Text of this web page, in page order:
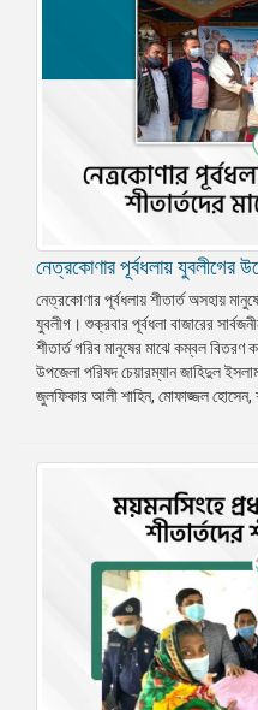
নেত্রকোণার পূর্বধলায় যুবলীগের
নেত্রকোণার পূর্বধলায় শীতার্ত অসহায়
যুবলীগ। শুক্রবার পূর্বধলা বাজারের
শীতার্ত গরিব মানুষের মাঝে কম্বল বিতরণ
উপজেলা পরিষদ চেয়ারম্যান জাহিদুল
জুলফিকার আলী শাহিন, মোফাজ্জল হোসেন,